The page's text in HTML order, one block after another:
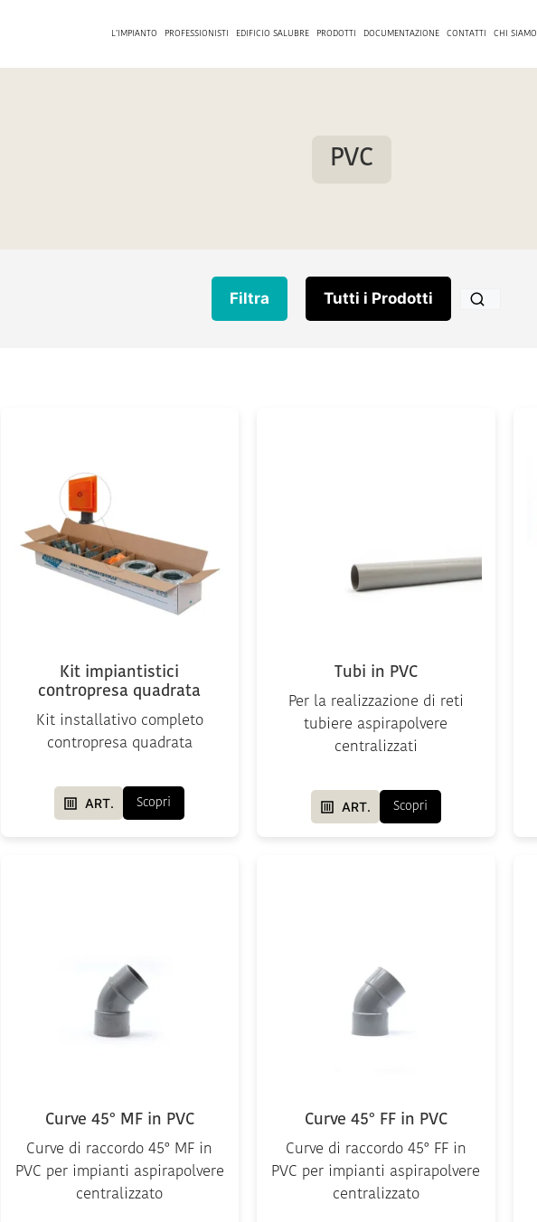
L’IMPIANTO PROFESSIONISTI EDIFICIO SALUBRE PRODOTTI DOCUMENTAZIONE CONTATTI CHI SIAMO
PVC
Filtra Tutti i Prodotti
Kit impiantistici
contropresa quadrata
Kit installativo completo
contropresa quadrata
ART. Scopri
Tubi in PVC
Per la realizzazione di reti
tubiere aspirapolvere
centralizzati
ART. Scopri
Curve 45° MF in PVC
Curve di raccordo 45° MF in
PVC per impianti aspirapolvere
centralizzato
Curve 45° FF in PVC
Curve di raccordo 45° FF in
PVC per impianti aspirapolvere
centralizzato